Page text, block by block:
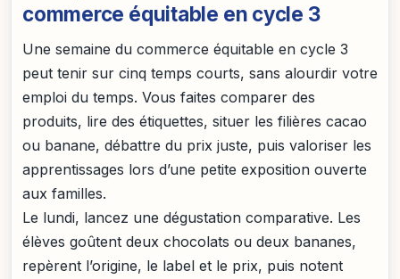
commerce équitable en cycle 3
Une semaine du commerce équitable en cycle 3
peut tenir sur cinq temps courts, sans alourdir votre
emploi du temps. Vous faites comparer des
produits, lire des étiquettes, situer les filières cacao
ou banane, débattre du prix juste, puis valoriser les
apprentissages lors d’une petite exposition ouverte
aux familles.
Le lundi, lancez une dégustation comparative. Les
élèves goûtent deux chocolats ou deux bananes,
repèrent l’origine, le label et le prix, puis notent